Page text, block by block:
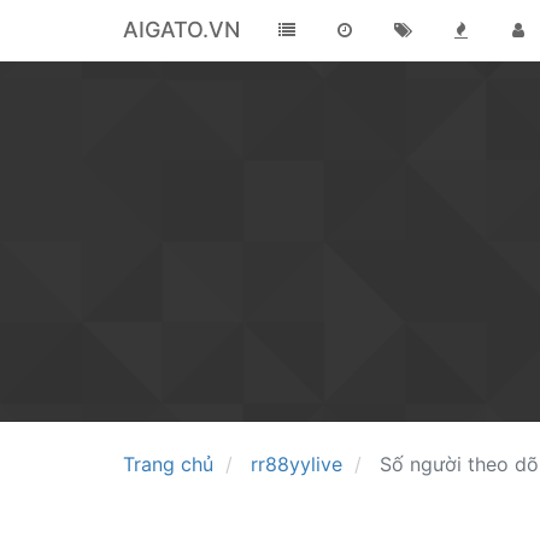
AIGATO.VN
Trang chủ rr88yylive Số người theo